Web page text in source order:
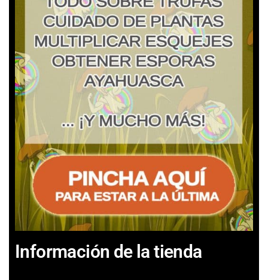
Información de la tienda